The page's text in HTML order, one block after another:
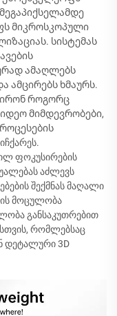
მიკროსკოპული
სისტემას
ამაღლებს
ამცირებს ხმაურს.
როგორც
მიმდევრობები,
ფოკუსირების
აძლევს
შექმნას მაღალი
მოცულობა
განსაკუთრებით
რომლებსაც
დეტალური 3D